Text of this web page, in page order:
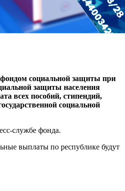
социальной защиты при
защиты населения
всех пособий, стипендий,
социальной
службе фонда.
выплаты по республике будут